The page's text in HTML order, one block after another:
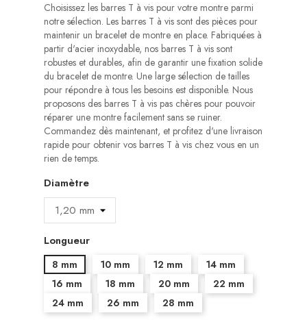
Choisissez les barres T à vis pour votre montre parmi
notre sélection. Les barres T à vis sont des pièces pour
maintenir un bracelet de montre en place. Fabriquées à
partir d'acier inoxydable, nos barres T à vis sont
robustes et durables, afin de garantir une fixation solide
du bracelet de montre. Une large sélection de tailles
pour répondre à tous les besoins est disponible. Nous
proposons des barres T à vis pas chères pour pouvoir
réparer une montre facilement sans se ruiner.
Commandez dès maintenant, et profitez d'une livraison
rapide pour obtenir vos barres T à vis chez vous en un
rien de temps.
Diamètre
Longueur
8 mm 10 mm 12 mm
14 mm
16 mm
18 mm 20 mm
22 mm
24 mm
26 mm 28 mm